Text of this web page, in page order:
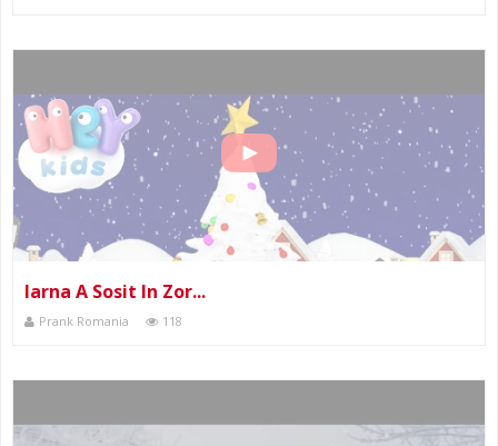
Iarna A Sosit In Zor...
Prank Romania 118